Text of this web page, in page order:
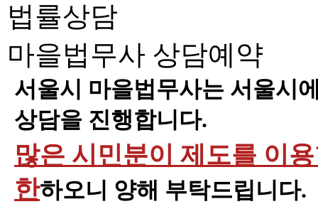
법률상담
마을법무사 상담예약
서울시 마을법무사는 서울시
상담을 진행합니다.
많은 시민분이 제도를 이
한하오니 양해 부탁드립니다.